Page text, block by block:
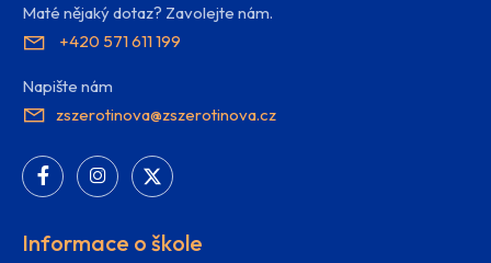
Maté nějaký dotaz? Zavolejte nám.
+420 571 611 199
Napište nám
zszerotinova@zszerotinova.cz
Informace o škole